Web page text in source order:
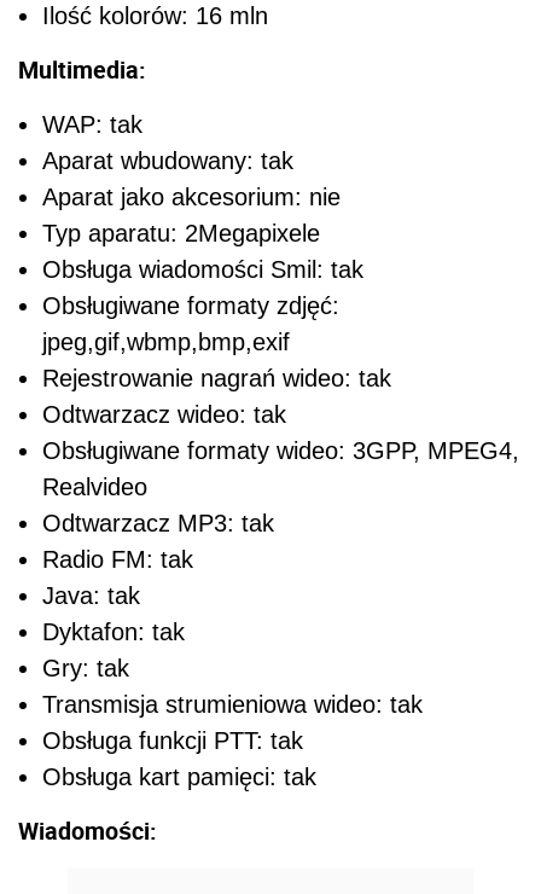
Ilość kolorów: 16 mln
Multimedia:
WAP: tak
Aparat wbudowany: tak
Aparat jako akcesorium: nie
Typ aparatu: 2Megapixele
Obsługa wiadomości Smil: tak
Obsługiwane formaty zdjęć:
jpeg,gif,wbmp,bmp,exif
Rejestrowanie nagrań wideo: tak
Odtwarzacz wideo: tak
Obsługiwane formaty wideo: 3GPP, MPEG4,
Realvideo
Odtwarzacz MP3: tak
Radio FM: tak
Java: tak
Dyktafon: tak
Gry: tak
Transmisja strumieniowa wideo: tak
Obsługa funkcji PTT: tak
Obsługa kart pamięci: tak
Wiadomości: